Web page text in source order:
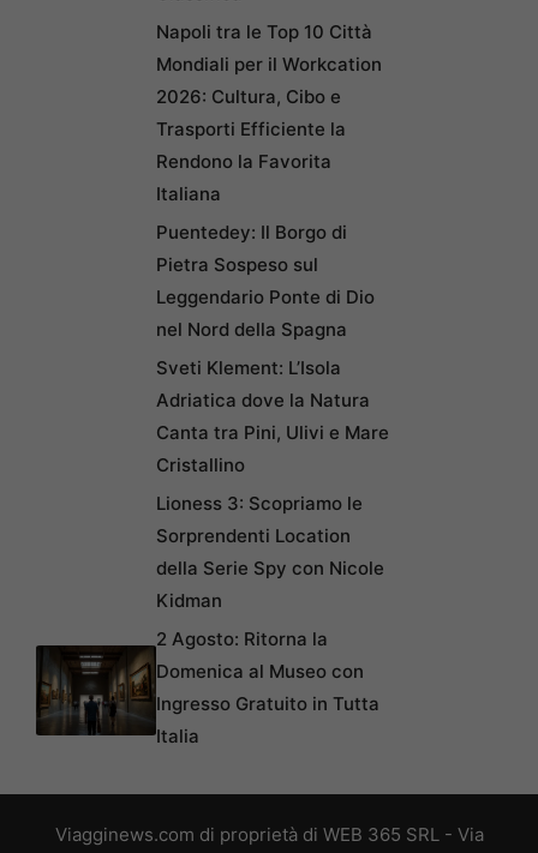
Napoli tra le Top 10 Città
Mondiali per il Workcation
2026: Cultura, Cibo e
Trasporti Efficiente la
Rendono la Favorita
Italiana
Puentedey: Il Borgo di
Pietra Sospeso sul
Leggendario Ponte di Dio
nel Nord della Spagna
Sveti Klement: L’Isola
Adriatica dove la Natura
Canta tra Pini, Ulivi e Mare
Cristallino
Lioness 3: Scopriamo le
Sorprendenti Location
della Serie Spy con Nicole
Kidman
2 Agosto: Ritorna la
Domenica al Museo con
Ingresso Gratuito in Tutta
Italia
Viagginews.com di proprietà di WEB 365 SRL - Via